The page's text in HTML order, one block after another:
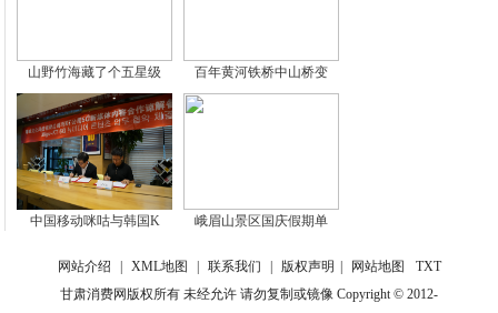
山野竹海藏了个五星级 百年黄河铁桥中山桥变
中国移动咪咕与韩国K 峨眉山景区国庆假期单
网站介绍 XML地图 联系我们 版权声明 网站地图
TXT
甘肃消费网版权所有 未经允许 请勿复制或镜像 Copyright © 2012-